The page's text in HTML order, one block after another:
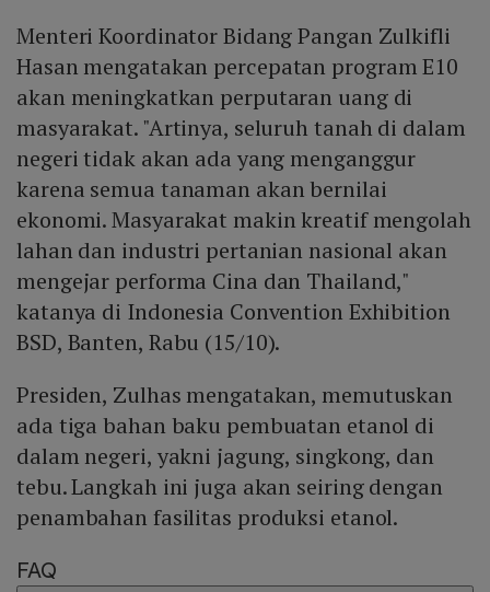
Menteri Koordinator Bidang Pangan Zulkifli
Hasan mengatakan percepatan program E10
akan meningkatkan perputaran uang di
masyarakat. "Artinya, seluruh tanah di dalam
negeri tidak akan ada yang menganggur
karena semua tanaman akan bernilai
ekonomi. Masyarakat makin kreatif mengolah
lahan dan industri pertanian nasional akan
mengejar performa Cina dan Thailand,"
katanya di Indonesia Convention Exhibition
BSD, Banten, Rabu (15/10).
Presiden, Zulhas mengatakan, memutuskan
ada tiga bahan baku pembuatan etanol di
dalam negeri, yakni jagung, singkong, dan
tebu. Langkah ini juga akan seiring dengan
penambahan fasilitas produksi etanol.
FAQ